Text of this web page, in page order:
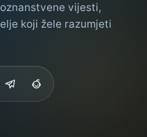
vijesti,
koji žele razumjeti